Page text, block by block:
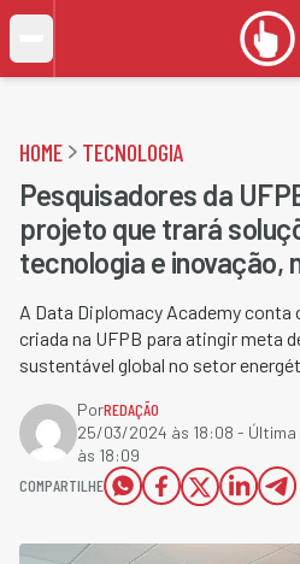
HOME TECNOLOGIA
Pesquisadores da
projeto que trará
tecnologia e inovação,
A Data Diplomacy Academy
criada na UFPB para atingir meta
sustentável global no setor
PorREDAÇÃO
25/03/2024 às 18:08 - Última
às 18:09
COMPARTILHE